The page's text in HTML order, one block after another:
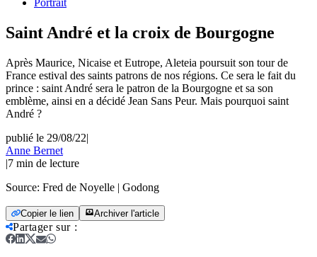
Portrait
Saint André et la croix de Bourgogne
Après Maurice, Nicaise et Eutrope, Aleteia poursuit son tour de
France estival des saints patrons de nos régions. Ce sera le fait du
prince : saint André sera le patron de la Bourgogne et sa son
emblème, ainsi en a décidé Jean Sans Peur. Mais pourquoi saint
André ?
publié le 29/08/22|
Anne Bernet
|7 min de lecture
Source: Fred de Noyelle | Godong
Copier le lien Archiver l'article
Partager sur: